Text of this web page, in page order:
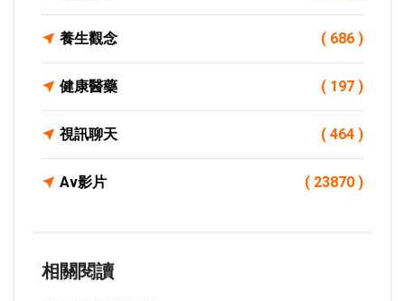
養生觀念 ( 686 )
健康醫藥 ( 197 )
視訊聊天 ( 464 )
Av影片 ( 23870 )
相關閱讀